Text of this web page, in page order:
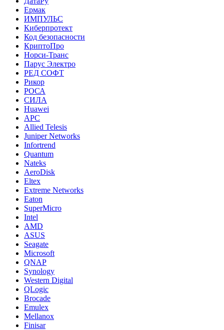
Ермак
ИМПУЛЬС
Киберпротект
Код безопасности
КриптоПро
Норси-Транс
Парус Электро
РЕД СОФТ
Рикор
РОСА
СИЛА
Huawei
APC
Allied Telesis
Juniper Networks
Infortrend
Quantum
Nateks
AeroDisk
Eltex
Extreme Networks
Eaton
SuperMicro
Intel
AMD
ASUS
Seagate
Microsoft
QNAP
Synology
Western Digital
QLogic
Brocade
Emulex
Mellanox
Finisar